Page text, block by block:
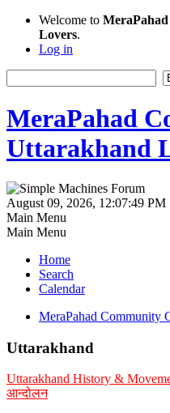
Welcome to
Lovers.
Log in
MeraPahad
Uttarakhand
August 09, 2026, 12:07:49 PM
Main Menu
Main Menu
Home
Search
Calendar
MeraPahad Community
Uttarakhand
Uttarakhand History &
आन्दोलन